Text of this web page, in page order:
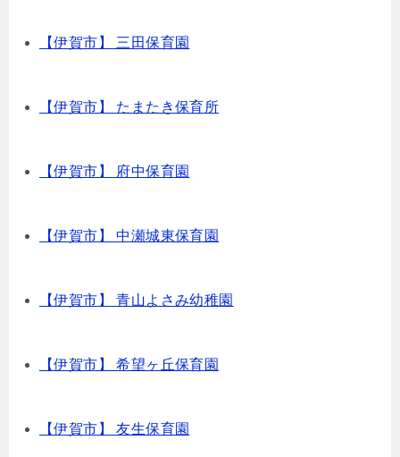
【伊賀市】 三田保育園
【伊賀市】 たまたき保育所
【伊賀市】 府中保育園
【伊賀市】 中瀬城東保育園
【伊賀市】 青山よさみ幼稚園
【伊賀市】 希望ヶ丘保育園
【伊賀市】 友生保育園